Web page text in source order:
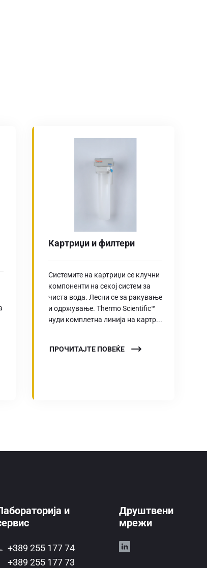
Картриџи и филтери
Системите на картриџи се клучни
компоненти на секој систем за
чиста вода. Лесни се за ракување
и одржување. Thermo Scientific™
нуди комплетна линија на картр...
ПРОЧИТАЈТЕ ПОВЕЌЕ
и
+389 255 177 74
+389 255 177 73
Друштвени
мрежи